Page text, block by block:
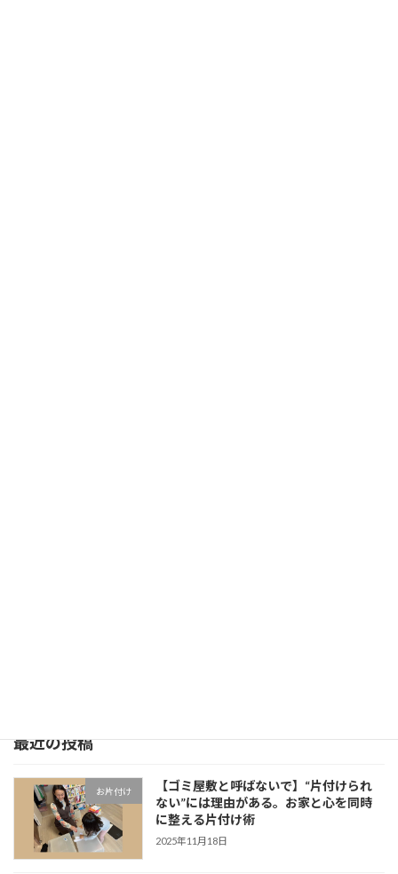
最近の投稿
お片付け
【ゴミ屋敷と呼ばないで】“片付けられ
ない”には理由がある。お家と心を同時
に整える片付け術
2025年11月18日